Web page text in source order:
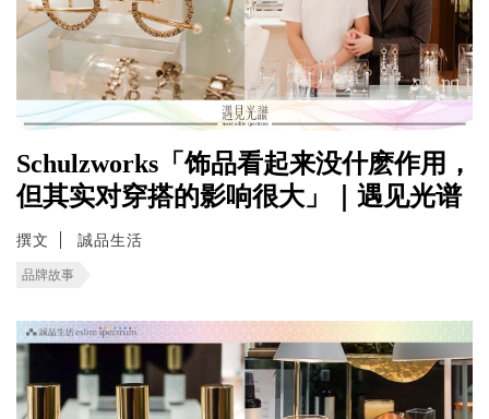
Schulzworks「饰品看起来没什麽作用，
但其实对穿搭的影响很大」｜遇见光谱
撰文 誠品生活
品牌故事